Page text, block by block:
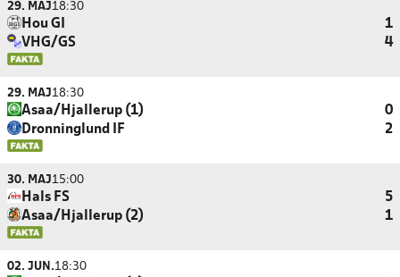
29. MAJ18:30
Hou GI
1
VHG/GS
4
29. MAJ18:30
Asaa/Hjallerup (1)
0
Dronninglund IF
2
30. MAJ15:00
Hals FS
5
Asaa/Hjallerup (2)
1
02. JUN.18:30